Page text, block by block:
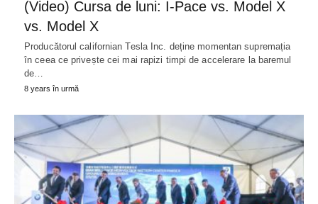
(Video) Cursa de luni: I-Pace vs. Model X
vs. Model X
Producătorul californian Tesla Inc. deține momentan supremația
în ceea ce privește cei mai rapizi timpi de accelerare la baremul
de…
8 years în urmă